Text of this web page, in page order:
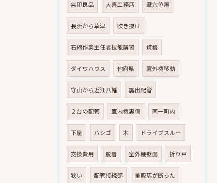
無印良品 大喜工務店 壁穴位置
長浜から草津 吹き抜け
石綿作業主任者技能講習 資格
ダイワハウス 他府県 室外機移動
守山から近江八幡 露出配管
２台の配管 室内機裏側 同一町内
下屋 ハシゴ 木 ドライブスルー
交換費用 脱着 室外機壁面 折り戸
狭い 配管接続部 量販店が断った